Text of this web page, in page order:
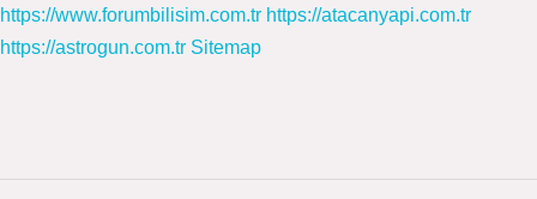
https://www.forumbilisim.com.tr https://atacanyapi.com.tr
https://astrogun.com.tr Sitemap